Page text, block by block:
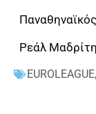
Ρεάλ
EUROLEAGUE,